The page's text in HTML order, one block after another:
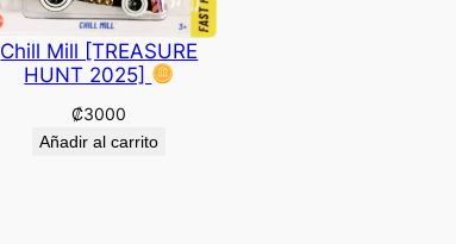
Chill Mill [TREASURE
HUNT 2025]
₡3000
Añadir al carrito